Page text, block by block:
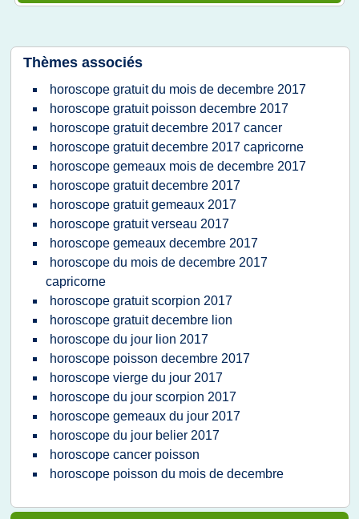
Thèmes associés
horoscope gratuit du mois de decembre 2017
horoscope gratuit poisson decembre 2017
horoscope gratuit decembre 2017 cancer
horoscope gratuit decembre 2017 capricorne
horoscope gemeaux mois de decembre 2017
horoscope gratuit decembre 2017
horoscope gratuit gemeaux 2017
horoscope gratuit verseau 2017
horoscope gemeaux decembre 2017
horoscope du mois de decembre 2017
capricorne
horoscope gratuit scorpion 2017
horoscope gratuit decembre lion
horoscope du jour lion 2017
horoscope poisson decembre 2017
horoscope vierge du jour 2017
horoscope du jour scorpion 2017
horoscope gemeaux du jour 2017
horoscope du jour belier 2017
horoscope cancer poisson
horoscope poisson du mois de decembre